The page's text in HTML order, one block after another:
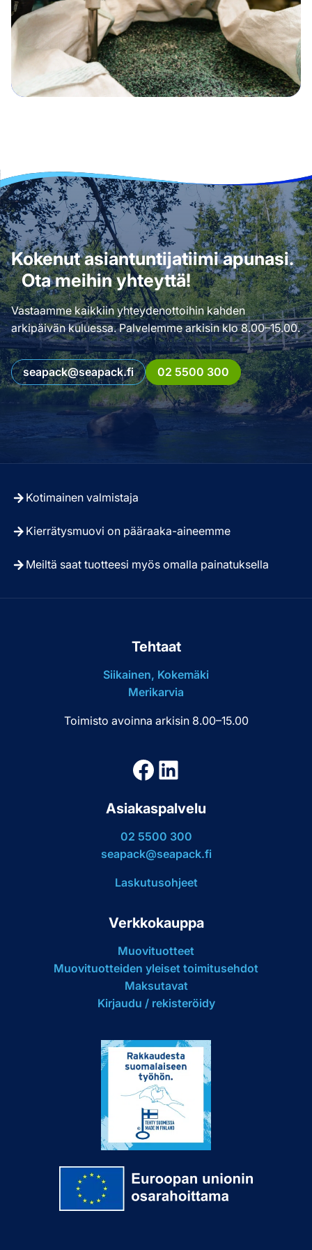
Kokenut asiantuntijatiimi apunasi.
Ota meihin yhteyttä!
Vastaamme kaikkiin yhteydenottoihin kahden
arkipäivän kuluessa. Palvelemme arkisin klo 8.00–15.00.
seapack@seapack.fi 02 5500 300
Kotimainen valmistaja
Kierrätysmuovi on pääraaka-aineemme
Meiltä saat tuotteesi myös omalla painatuksella
Tehtaat
Siikainen, Kokemäki
Merikarvia
Toimisto avoinna arkisin 8.00–15.00
Facebook
LinkedIn
Asiakaspalvelu
02 5500 300
seapack@seapack.fi
Laskutusohjeet
Verkkokauppa
Muovituotteet
Muovituotteiden yleiset toimitusehdot
Maksutavat
Kirjaudu / rekisteröidy